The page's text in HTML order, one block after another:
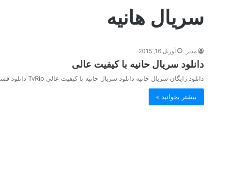
سریال هانیه
مدیر آوریل 16, 2015
دانلود سریال حانیه با کیفیت عالی
دانلود رایگان سریال حانیه دانلود سریال حانیه با کیفیت عالی TvRip دانلود قسمتهای سریال حانیه دانلود سریال تلویزیونی ایرانی حانیه…
بیشتر بخوانید »